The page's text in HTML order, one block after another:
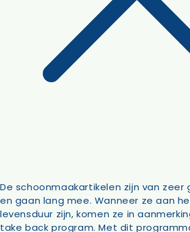
De schoonmaakartikelen zijn van
en gaan lang mee. Wanneer ze aan
levensduur zijn, komen ze in
take back program. Met dit